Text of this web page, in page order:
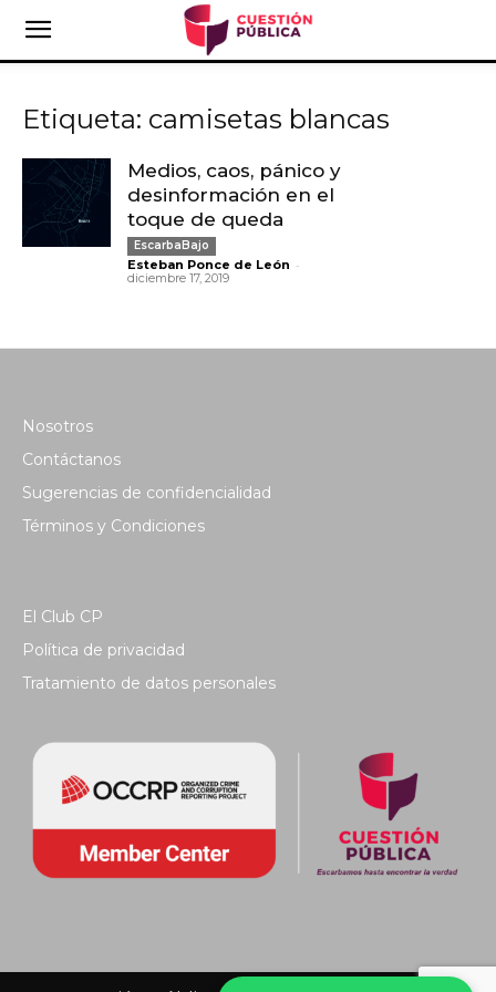
Etiqueta: camisetas blancas
Medios, caos, pánico y
desinformación en el
toque de queda
EscarbaBajo
Esteban Ponce de León -
diciembre 17, 2019
Nosotros
Contáctanos
Sugerencias de confidencialidad
Términos y Condiciones
El Club CP
Política de privacidad
Tratamiento de datos personales